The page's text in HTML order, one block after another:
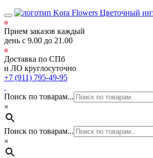
Цветочный
Прием заказов каждый
день с 9.00 до 21.00
Доставка по СПб
и ЛО круглосуточно
+7 (911) 795-49-95
Поиск по товарам...
×
Поиск по товарам...
×